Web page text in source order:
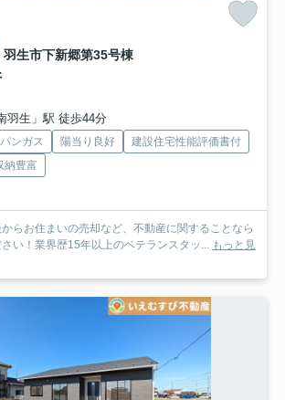
生市下新郷第35号棟
羽生」駅 徒歩44分
ンガス 陽当り良好
建設住宅性能評価書付
納豊富
らお住まいの売却など、不動産に関することなら
い！業界歴15年以上のベテランスタッ... もっと見